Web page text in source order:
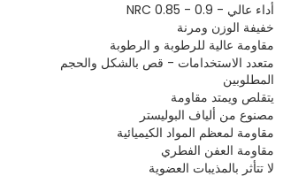
أداء عالي - NRC 0.85 - 0.9
خفيفة الوزن ومرنة
مقاومة عالية للرطوبة و الرطوبة
متعدد الاستخدامات - قص بالشكل والحجم
المطلوبين
يتقلص ويمتد مقاومة
مصنوع من ألياف البوليستر
مقاومة لمعظم المواد الكيميائية
مقاومة العفن الفطري
لا تتأثر بالمذيبات العضوية